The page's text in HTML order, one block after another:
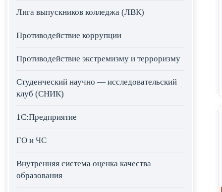
Лига выпускников колледжа (ЛВК)
Противодействие коррупции
Противодействие экстремизму и терроризму
Студенческий научно — исследовательский
клуб (СНИК)
1С:Предприятие
ГО и ЧС
Внутренняя система оценка качества
образования